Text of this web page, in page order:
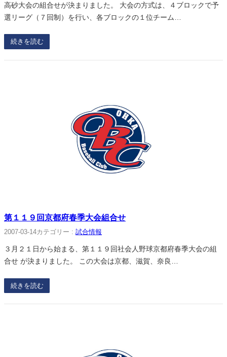
高砂大会の組合せが決まりました。 大会の方式は、４ブロックで予
選リーグ（７回制）を行い、各ブロックの１位チーム…
続きを読む
第１１９回京都府春季大会組合せ
2007-03-14カテゴリー : 試合情報
３月２１日から始まる、第１１９回社会人野球京都府春季大会の組
合せ が決まりました。 この大会は京都、滋賀、奈良…
続きを読む